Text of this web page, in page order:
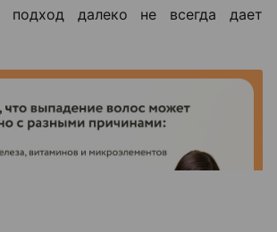
подход далеко не всегда дает